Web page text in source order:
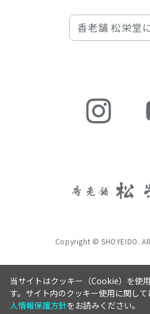
香老舗 松栄堂
Copyright © SHOYEIDO.
当サイトはクッキー（Cookie）を使
す。サイト内のクッキー使用に関して
人情報保護方針をお読みください。